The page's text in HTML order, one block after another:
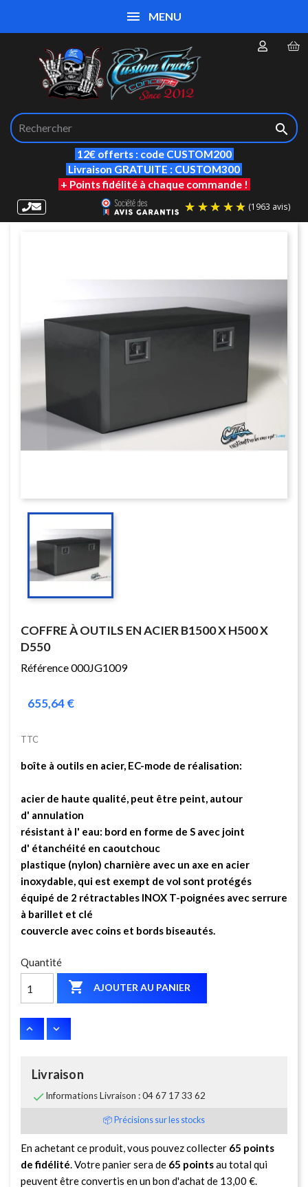

12€ offerts : code CUSTOM200
Livraison GRATUITE : CUSTOM300
+ Points fidélité à chaque commande !
MENU
COFFRE À OUTILS EN ACIER B1500 X H500 X
D550
Référence 000JG1009
655,64 €
TTC
boîte à outils en acier, EC-mode de réalisation:
acier de haute qualité, peut être peint, autour
d' annulation
résistant à l' eau: bord en forme de S avec joint
d' étanchéité en caoutchouc
plastique (nylon) charnière avec un axe en acier
inoxydable, qui est exempt de vol sont protégés
équipé de 2 rétractables INOX T-poignées avec serrure
à barillet et clé
couvercle avec coins et bords biseautés.
Quantité
 AJOUTER AU PANIER
Livraison
Informations Livraison : 04 67 17 33 62
📦 Précisions sur les stocks
En achetant ce produit, vous pouvez collecter 65 points
de fidélité. Votre panier sera de 65 pointsau total qui
peuvent être convertis en un bon d'achat de 13,00 €.